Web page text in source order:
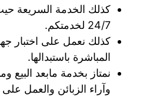
كذلك الخدمة السريعة
24/7 لخدمتكم.
كذلك نعمل على اختبار
المباشرة باستبدالها.
نمتاز بخدمة مابعد البيع
وآراء الزبائن والعمل على